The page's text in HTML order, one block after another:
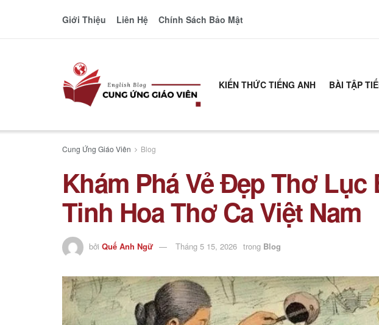
Giới Thiệu Liên Hệ Chính Sách Bảo Mật
KIẾN THỨC TIẾNG ANH BÀI TẬP
Cung Ứng Giáo Viên Blog
Khám Phá Vẻ Đẹp Thơ Lục
Tinh Hoa Thơ Ca Việt Nam
bởi Quế Anh Ngữ Tháng 5 15, 2026 trong Blog